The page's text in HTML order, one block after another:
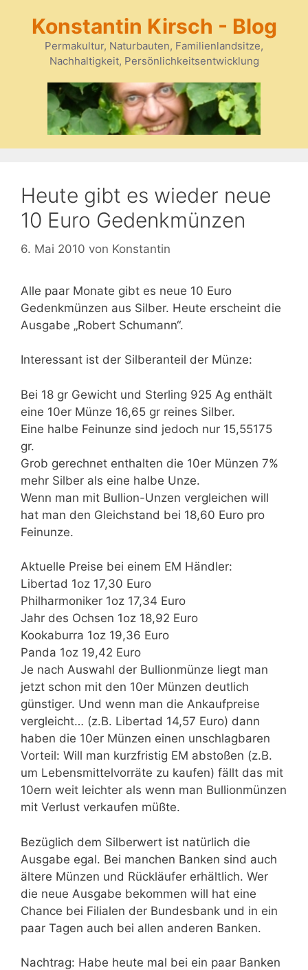
springen
Konstantin Kirsch - Blog
Permakultur, Naturbauten, Familienlandsitze,
Nachhaltigkeit, Persönlichkeitsentwicklung
Heute gibt es wieder neue
10 Euro Gedenkmünzen
6. Mai 2010 von Konstantin
Alle paar Monate gibt es neue 10 Euro
Gedenkmünzen aus Silber. Heute erscheint die
Ausgabe „Robert Schumann“.
Interessant ist der Silberanteil der Münze:
Bei 18 gr Gewicht und Sterling 925 Ag enthält
eine 10er Münze 16,65 gr reines Silber.
Eine halbe Feinunze sind jedoch nur 15,55175
gr.
Grob gerechnet enthalten die 10er Münzen 7%
mehr Silber als eine halbe Unze.
Wenn man mit Bullion-Unzen vergleichen will
hat man den Gleichstand bei 18,60 Euro pro
Feinunze.
Aktuelle Preise bei einem EM Händler:
Libertad 1oz 17,30 Euro
Philharmoniker 1oz 17,34 Euro
Jahr des Ochsen 1oz 18,92 Euro
Kookaburra 1oz 19,36 Euro
Panda 1oz 19,42 Euro
Je nach Auswahl der Bullionmünze liegt man
jetzt schon mit den 10er Münzen deutlich
günstiger. Und wenn man die Ankaufpreise
vergleicht… (z.B. Libertad 14,57 Euro) dann
haben die 10er Münzen einen unschlagbaren
Vorteil: Will man kurzfristig EM abstoßen (z.B.
um Lebensmittelvorräte zu kaufen) fällt das mit
10ern weit leichter als wenn man Bullionmünzen
mit Verlust verkaufen müßte.
Bezüglich dem Silberwert ist natürlich die
Ausgabe egal. Bei manchen Banken sind auch
ältere Münzen und Rückläufer erhältlich. Wer
die neue Ausgabe bekommen will hat eine
Chance bei Filialen der Bundesbank und in ein
paar Tagen auch bei allen anderen Banken.
Nachtrag: Habe heute mal bei ein paar Banken